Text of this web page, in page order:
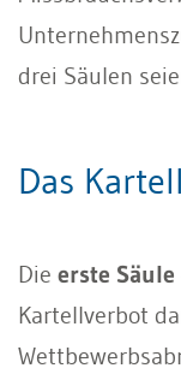
drei Säulen
Das
Die erste Säule
Kartellverbot